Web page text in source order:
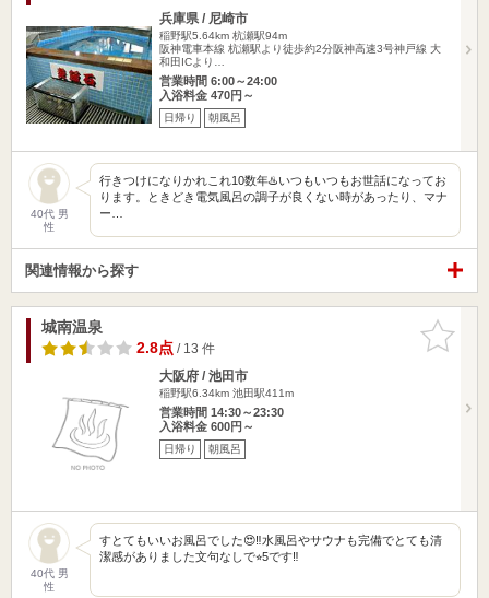
兵庫県 / 尼崎市
稲野駅5.64km 杭瀬駅94m
阪神電車本線 杭瀬駅より徒歩約2分阪神高速3号神戸線 大
和田ICより…
営業時間 6:00～24:00
入浴料金 470円～
日帰り 朝風呂
40代 男
性
行きつけになりかれこれ10数年♨️いつもいつもお世話になってお
ります。ときどき電気風呂の調子が良くない時があったり、マナ
ー…
関連情報から探す
お気に入
りに追加
城南温泉
2.8点/ 13 件
大阪府 / 池田市
稲野駅6.34km 池田駅411m
営業時間 14:30～23:30
入浴料金 600円～
日帰り 朝風呂
40代 男
性
すとてもいいお風呂でした😍‼️水風呂やサウナも完備でとても清
潔感がありました文句なしで⭐︎5です‼️